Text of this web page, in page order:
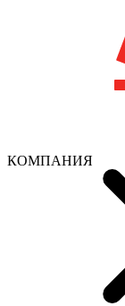
КОМПАНИЯ